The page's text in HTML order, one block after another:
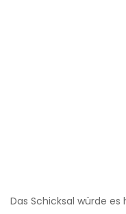
Das Schicksal würde es